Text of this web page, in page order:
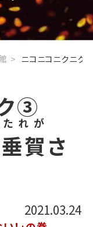
ニコニコニクニク
③
垂賀
たれが
さ
2021.03.24